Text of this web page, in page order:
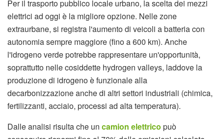
Per il trasporto pubblico locale urbano, la scelta dei mezzi
elettrici ad oggi è la migliore opzione. Nelle zone
extraurbane, si registra l'aumento di veicoli a batteria con
autonomia sempre maggiore (fino a 600 km). Anche
l'idrogeno verde potrebbe rappresentare un'opportunità,
soprattutto nelle cosiddette hydrogen valleys, laddove la
produzione di idrogeno è funzionale alla
decarbonizzazione anche di altri settori industriali (chimica,
fertilizzanti, acciaio, processi ad alta temperatura).
Dalle analisi risulta che un camion elettrico può